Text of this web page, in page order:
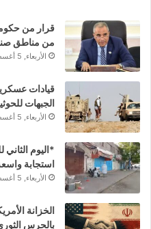
قرار من
من مناطق
الأربعاء, 5 أغسطس 2026 - 8:00 م
قيادات
الجبهات
الأربعاء, 5 أغسطس 2026 - 7:45 م
*اليوم
استجابة
الأربعاء, 5 أغسطس 2026 - 7:30 م
الخزانة
بالحرس